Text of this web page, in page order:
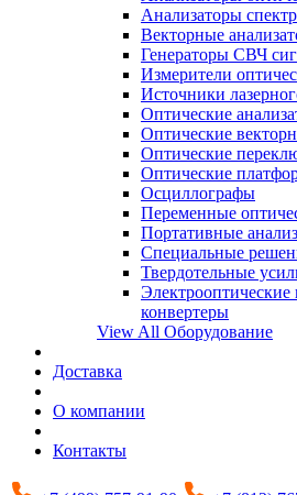
Анализаторы
Векторные
Генераторы СВЧ
Измерители
Источники
Оптические
Оптические
Оптические
Оптические
Осциллографы
Переменные
Портативные
Специальные
Твердотельные
конвертеры
View All Оборудование
Доставка
О компании
Контакты